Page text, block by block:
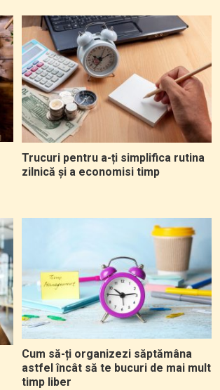
Trucuri pentru a-ți simplifica rutina
zilnică și a economisi timp
Cum să-ți organizezi săptămâna
astfel încât să te bucuri de mai mult
timp liber